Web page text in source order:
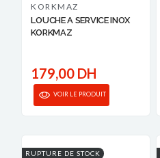
KORKMAZ
LOUCHE A SERVICE INOX
KORKMAZ
179,00 DH
VOIR LE PRODUIT
RUPTURE DE STOCK